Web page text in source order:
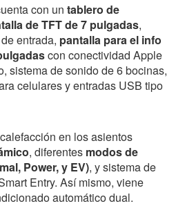
con un tablero de
de TFT de 7 pulgadas,
entrada, pantalla para el info
con conectividad Apple
sistema de sonido de 6 bocinas,
celulares y entradas USB tipo
en los asientos
, diferentes modos de
Power, y EV), y sistema de
Entry. Así mismo, viene
automático dual.